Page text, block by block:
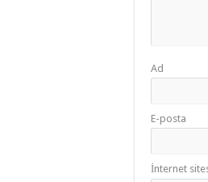
Ad
E-posta
İnternet